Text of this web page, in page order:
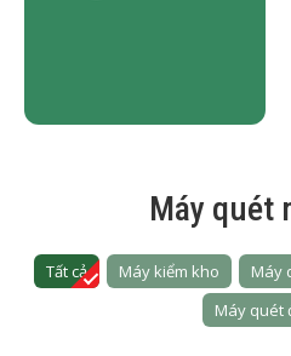
Máy quét
Tất cả Máy kiểm kho Máy
Máy quét